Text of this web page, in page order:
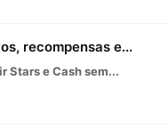
recompensas e...
Stars e Cash sem...